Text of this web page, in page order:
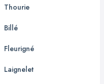
Thourie
Billé
Fleurigné
Laignelet